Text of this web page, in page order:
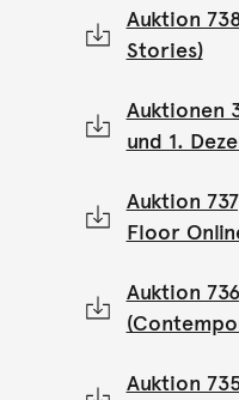
Auktion
Stories)
Auktionen
und 1.
Auktion
Floor
Auktion
Auktion